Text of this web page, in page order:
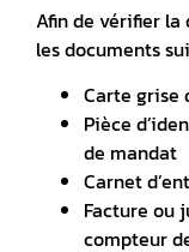
Afin de vérifier la
les documents
Carte grise
Pièce
de mandat
Carnet
Facture ou
compteur